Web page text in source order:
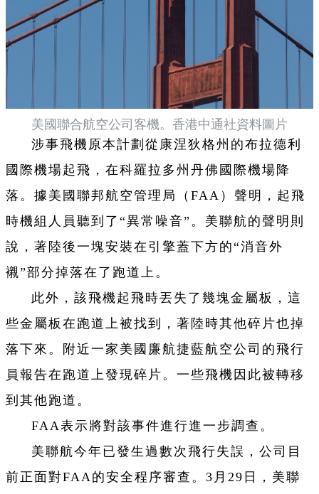
美國聯合航空公司客機。香港中通社資料圖片
涉事飛機原本計劃從康涅狄格州的布拉德利
國際機場起飛，在科羅拉多州丹佛國際機場降
落。據美國聯邦航空管理局（FAA）聲明，起飛
時機組人員聽到了“異常噪音”。美聯航的聲明則
說，著陸後一塊安裝在引擎蓋下方的“消音外
襯”部分掉落在了跑道上。
此外，該飛機起飛時丟失了幾塊金屬板，這
些金屬板在跑道上被找到，著陸時其他碎片也掉
落下來。附近一家美國廉航捷藍航空公司的飛行
員報告在跑道上發現碎片。一些飛機因此被轉移
到其他跑道。
FAA表示將對該事件進行進一步調查。
美聯航今年已發生過數次飛行失誤，公司目
前正面對FAA的安全程序審查。3月29日，美聯